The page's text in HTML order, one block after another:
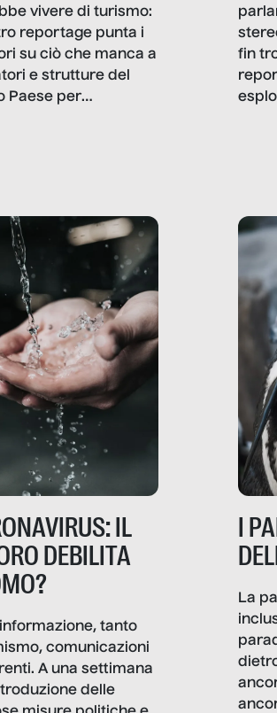
vivere di turismo:
reportage punta i
su ciò che manca a
e strutture del
Paese per
fin
IL
DEBILITA
tanto
comunicazioni
A una settimana
delle
I
La